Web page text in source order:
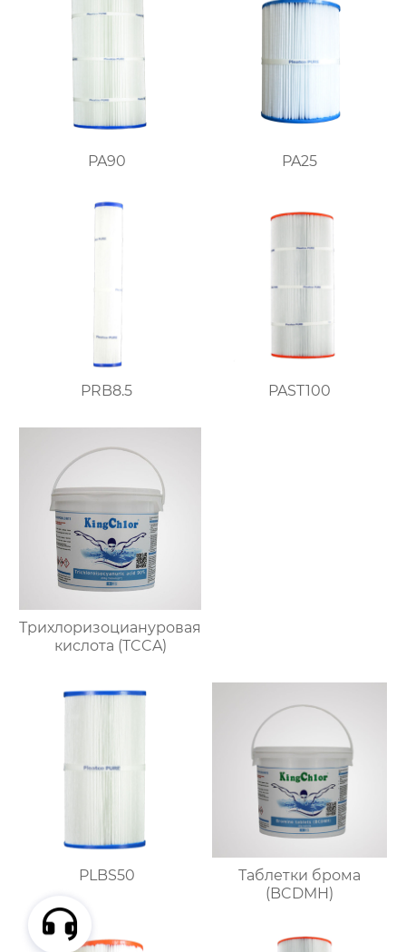
PA90 PA25
PRB8.5 PAST100
Трихлоризоциануровая
кислота (TCCA)
PLBS50
Таблетки брома
(BCDMH)